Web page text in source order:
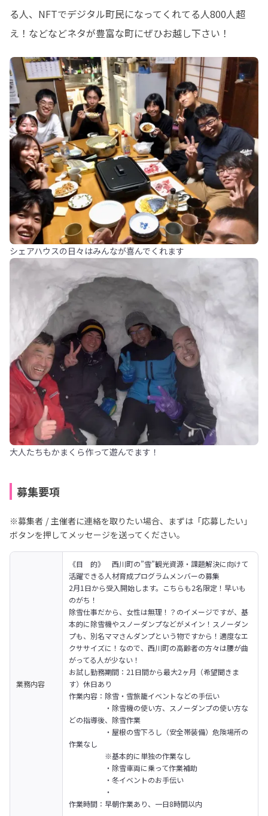
る人、NFTでデジタル町民になってくれてる人800人超
え！などなどネタが豊富な町にぜひお越し下さい！
シェアハウスの日々はみんなが喜んでくれます
大人たちもかまくら作って遊んでます！
募集要項
※募集者 / 主催者に連絡を取りたい場合、まずは「応募したい」
ボタンを押してメッセージを送ってください。
業務内容
《目　的》　西川町の”雪”観光資源・課題解決に向けて
活躍できる人材育成プログラムメンバーの募集
2月1日から受入開始します。こちらも2名限定！早いも
のがち！
除雪仕事だから、女性は無理！？のイメージですが、基
本的に除雪機やスノーダンプなどがメイン！スノーダン
プも、別名ママさんダンプという物ですから！適度なエ
クササイズに！なので、西川町の高齢者の方々は腰が曲
がってる人が少ない！
お試し勤務期間：21日間から最大2ヶ月（希望聞きま
す）休日あり
作業内容：除雪・雪旅籠イベントなどの手伝い
・除雪機の使い方、スノーダンプの使い方な
どの指導後、除雪作業
・屋根の雪下ろし（安全帯装備）危険場所の
作業なし
※基本的に単独の作業なし
・除雪車両に乗って作業補助
・冬イベントのお手伝い
・
作業時間：早朝作業あり、一日8時間以内